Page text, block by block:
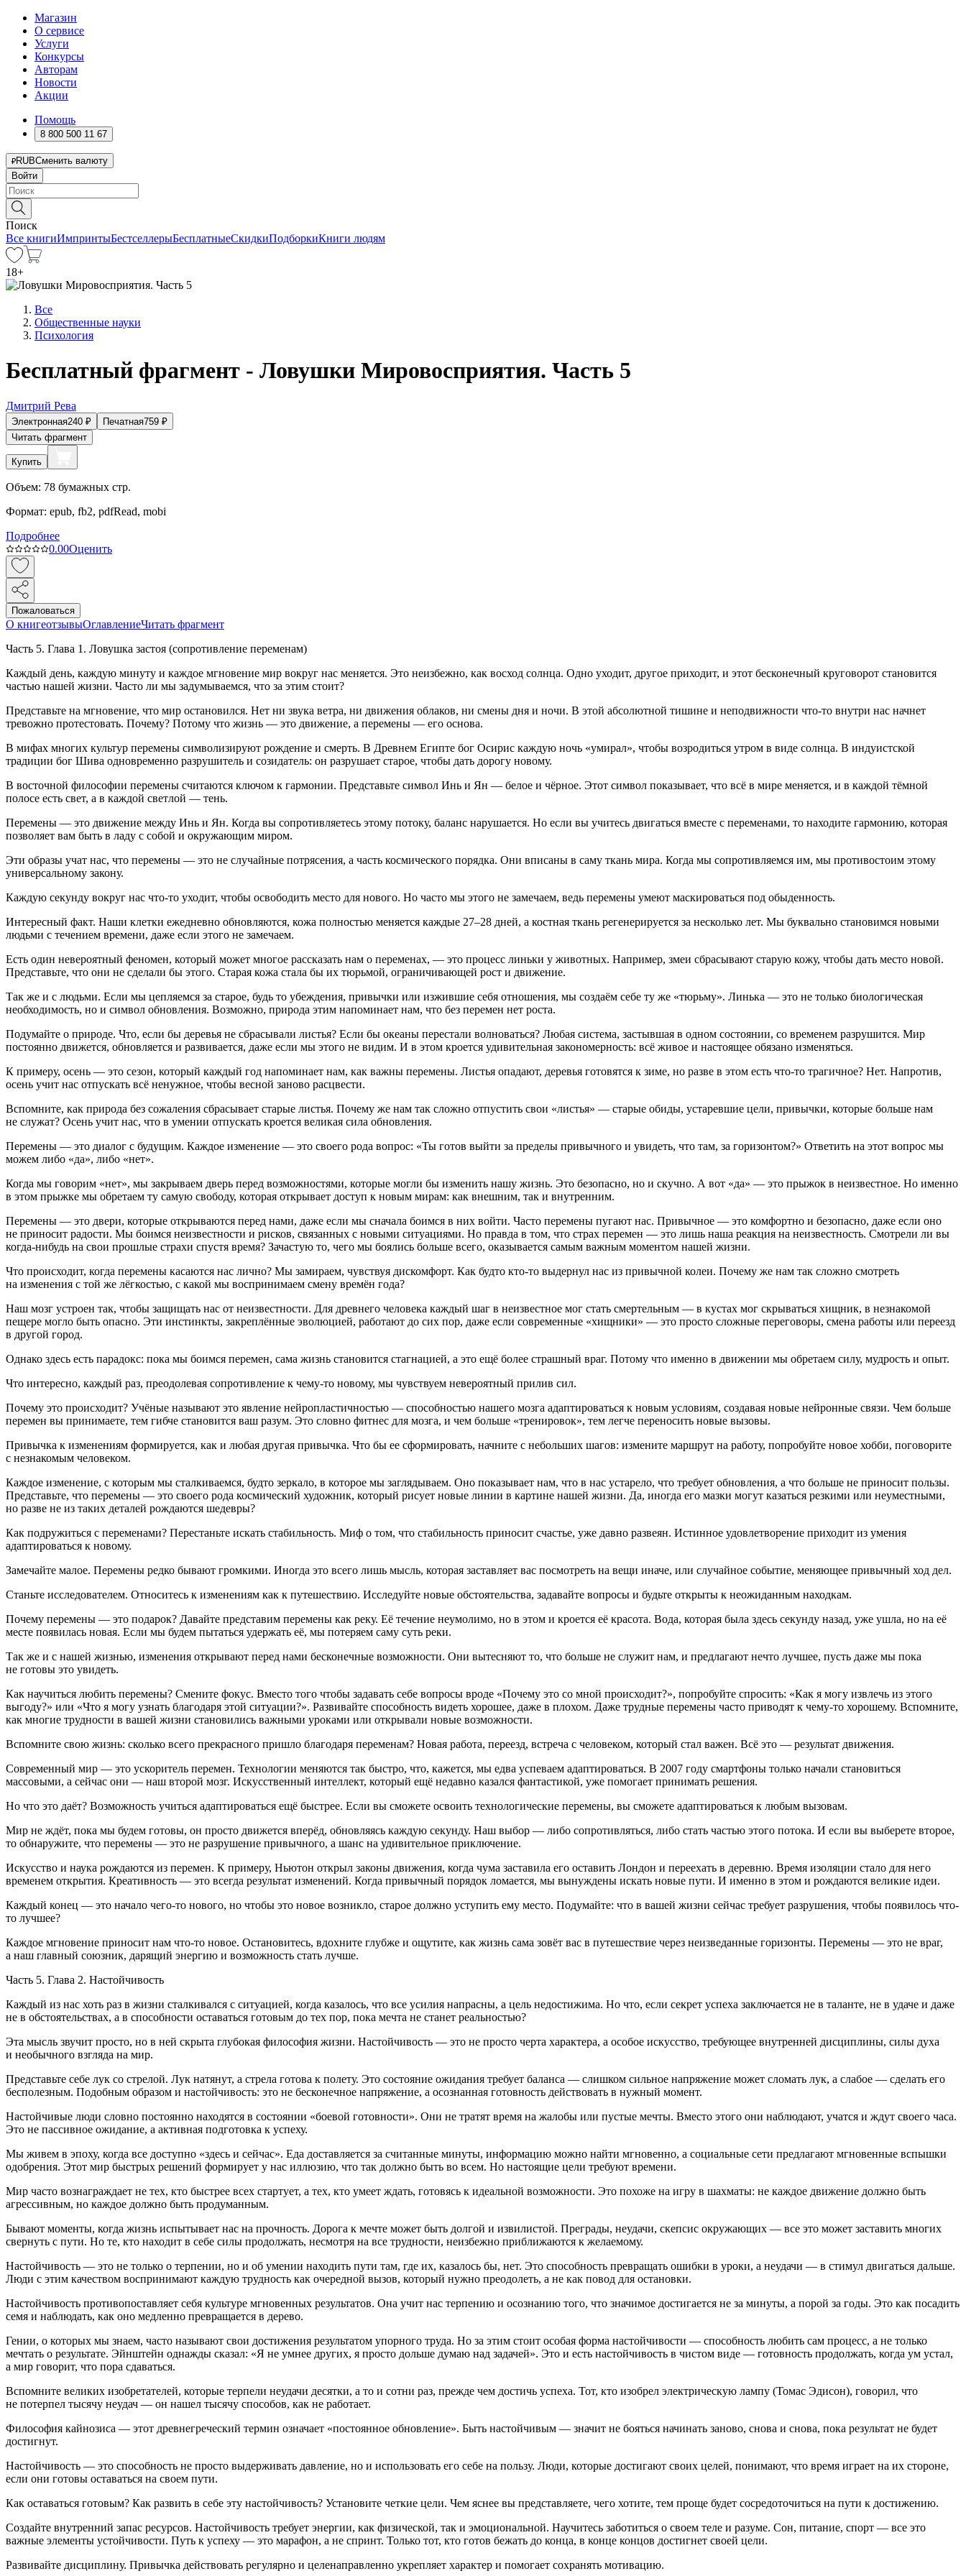
Магазин
О сервисе
Услуги
Конкурсы
Авторам
Новости
Акции
Помощь
8 800 500 11 67
RUBСменить валюту
Войти
Поиск
Все книгиИмпринтыБестселлерыБесплатныеСкидкиПодборкиКниги людям
18+
Все
Общественные науки
Психология
Бесплатный фрагмент - Ловушки Мировосприятия. Часть 5
Дмитрий Рева
Электронная240 ₽ Печатная759 ₽
Читать фрагмент
Купить
Объем: 78 бумажных стр.
Формат: epub, fb2, pdfRead, mobi
Подробнее
0.00Оценить
Пожаловаться
О книгеотзывыОглавлениеЧитать фрагмент
Часть 5. Глава 1. Ловушка застоя (сопротивление переменам)
Каждый день, каждую минуту и каждое мгновение мир вокруг нас меняется. Это неизбежно, как восход солнца. Одно уходит, другое приходит, и этот бесконечный круговорот становится
частью нашей жизни. Часто ли мы задумываемся, что за этим стоит?
Представьте на мгновение, что мир остановился. Нет ни звука ветра, ни движения облаков, ни смены дня и ночи. В этой абсолютной тишине и неподвижности что-то внутри нас начнет
тревожно протестовать. Почему? Потому что жизнь — это движение, а перемены — его основа.
В мифах многих культур перемены символизируют рождение и смерть. В Древнем Египте бог Осирис каждую ночь «умирал», чтобы возродиться утром в виде солнца. В индуистской
традиции бог Шива одновременно разрушитель и созидатель: он разрушает старое, чтобы дать дорогу новому.
В восточной философии перемены считаются ключом к гармонии. Представьте символ Инь и Ян — белое и чёрное. Этот символ показывает, что всё в мире меняется, и в каждой тёмной
полосе есть свет, а в каждой светлой — тень.
Перемены — это движение между Инь и Ян. Когда вы сопротивляетесь этому потоку, баланс нарушается. Но если вы учитесь двигаться вместе с переменами, то находите гармонию, которая
позволяет вам быть в ладу с собой и окружающим миром.
Эти образы учат нас, что перемены — это не случайные потрясения, а часть космического порядка. Они вписаны в саму ткань мира. Когда мы сопротивляемся им, мы противостоим этому
универсальному закону.
Каждую секунду вокруг нас что-то уходит, чтобы освободить место для нового. Но часто мы этого не замечаем, ведь перемены умеют маскироваться под обыденность.
Интересный факт. Наши клетки ежедневно обновляются, кожа полностью меняется каждые 27–28 дней, а костная ткань регенерируется за несколько лет. Мы буквально становимся новыми
людьми с течением времени, даже если этого не замечаем.
Есть один невероятный феномен, который может многое рассказать нам о переменах, — это процесс линьки у животных. Например, змеи сбрасывают старую кожу, чтобы дать место новой.
Представьте, что они не сделали бы этого. Старая кожа стала бы их тюрьмой, ограничивающей рост и движение.
Так же и с людьми. Если мы цепляемся за старое, будь то убеждения, привычки или изжившие себя отношения, мы создаём себе ту же «тюрьму». Линька — это не только биологическая
необходимость, но и символ обновления. Возможно, природа этим напоминает нам, что без перемен нет роста.
Подумайте о природе. Что, если бы деревья не сбрасывали листья? Если бы океаны перестали волноваться? Любая система, застывшая в одном состоянии, со временем разрушится. Мир
постоянно движется, обновляется и развивается, даже если мы этого не видим. И в этом кроется удивительная закономерность: всё живое и настоящее обязано изменяться.
К примеру, осень — это сезон, который каждый год напоминает нам, как важны перемены. Листья опадают, деревья готовятся к зиме, но разве в этом есть что-то трагичное? Нет. Напротив,
осень учит нас отпускать всё ненужное, чтобы весной заново расцвести.
Вспомните, как природа без сожаления сбрасывает старые листья. Почему же нам так сложно отпустить свои «листья» — старые обиды, устаревшие цели, привычки, которые больше нам
не служат? Осень учит нас, что в умении отпускать кроется великая сила обновления.
Перемены — это диалог с будущим. Каждое изменение — это своего рода вопрос: «Ты готов выйти за пределы привычного и увидеть, что там, за горизонтом?» Ответить на этот вопрос мы
можем либо «да», либо «нет».
Когда мы говорим «нет», мы закрываем дверь перед возможностями, которые могли бы изменить нашу жизнь. Это безопасно, но и скучно. А вот «да» — это прыжок в неизвестное. Но именно
в этом прыжке мы обретаем ту самую свободу, которая открывает доступ к новым мирам: как внешним, так и внутренним.
Перемены — это двери, которые открываются перед нами, даже если мы сначала боимся в них войти. Часто перемены пугают нас. Привычное — это комфортно и безопасно, даже если оно
не приносит радости. Мы боимся неизвестности и рисков, связанных с новыми ситуациями. Но правда в том, что страх перемен — это лишь наша реакция на неизвестность. Смотрели ли вы
когда-нибудь на свои прошлые страхи спустя время? Зачастую то, чего мы боялись больше всего, оказывается самым важным моментом нашей жизни.
Что происходит, когда перемены касаются нас лично? Мы замираем, чувствуя дискомфорт. Как будто кто-то выдернул нас из привычной колеи. Почему же нам так сложно смотреть
на изменения с той же лёгкостью, с какой мы воспринимаем смену времён года?
Наш мозг устроен так, чтобы защищать нас от неизвестности. Для древнего человека каждый шаг в неизвестное мог стать смертельным — в кустах мог скрываться хищник, в незнакомой
пещере могло быть опасно. Эти инстинкты, закреплённые эволюцией, работают до сих пор, даже если современные «хищники» — это просто сложные переговоры, смена работы или переезд
в другой город.
Однако здесь есть парадокс: пока мы боимся перемен, сама жизнь становится стагнацией, а это ещё более страшный враг. Потому что именно в движении мы обретаем силу, мудрость и опыт.
Что интересно, каждый раз, преодолевая сопротивление к чему-то новому, мы чувствуем невероятный прилив сил.
Почему это происходит? Учёные называют это явление нейропластичностью — способностью нашего мозга адаптироваться к новым условиям, создавая новые нейронные связи. Чем больше
перемен вы принимаете, тем гибче становится ваш разум. Это словно фитнес для мозга, и чем больше «тренировок», тем легче переносить новые вызовы.
Привычка к изменениям формируется, как и любая другая привычка. Что бы ее сформировать, начните с небольших шагов: измените маршрут на работу, попробуйте новое хобби, поговорите
с незнакомым человеком.
Каждое изменение, с которым мы сталкиваемся, будто зеркало, в которое мы заглядываем. Оно показывает нам, что в нас устарело, что требует обновления, а что больше не приносит пользы.
Представьте, что перемены — это своего рода космический художник, который рисует новые линии в картине нашей жизни. Да, иногда его мазки могут казаться резкими или неуместными,
но разве не из таких деталей рождаются шедевры?
Как подружиться с переменами? Перестаньте искать стабильность. Миф о том, что стабильность приносит счастье, уже давно развеян. Истинное удовлетворение приходит из умения
адаптироваться к новому.
Замечайте малое. Перемены редко бывают громкими. Иногда это всего лишь мысль, которая заставляет вас посмотреть на вещи иначе, или случайное событие, меняющее привычный ход дел.
Станьте исследователем. Относитесь к изменениям как к путешествию. Исследуйте новые обстоятельства, задавайте вопросы и будьте открыты к неожиданным находкам.
Почему перемены — это подарок? Давайте представим перемены как реку. Её течение неумолимо, но в этом и кроется её красота. Вода, которая была здесь секунду назад, уже ушла, но на её
месте появилась новая. Если мы будем пытаться удержать её, мы потеряем саму суть реки.
Так же и с нашей жизнью, изменения открывают перед нами бесконечные возможности. Они вытесняют то, что больше не служит нам, и предлагают нечто лучшее, пусть даже мы пока
не готовы это увидеть.
Как научиться любить перемены? Смените фокус. Вместо того чтобы задавать себе вопросы вроде «Почему это со мной происходит?», попробуйте спросить: «Как я могу извлечь из этого
выгоду?» или «Что я могу узнать благодаря этой ситуации?». Развивайте способность видеть хорошее, даже в плохом. Даже трудные перемены часто приводят к чему-то хорошему. Вспомните,
как многие трудности в вашей жизни становились важными уроками или открывали новые возможности.
Вспомните свою жизнь: сколько всего прекрасного пришло благодаря переменам? Новая работа, переезд, встреча с человеком, который стал важен. Всё это — результат движения.
Современный мир — это ускоритель перемен. Технологии меняются так быстро, что, кажется, мы едва успеваем адаптироваться. В 2007 году смартфоны только начали становиться
массовыми, а сейчас они — наш второй мозг. Искусственный интеллект, который ещё недавно казался фантастикой, уже помогает принимать решения.
Но что это даёт? Возможность учиться адаптироваться ещё быстрее. Если вы сможете освоить технологические перемены, вы сможете адаптироваться к любым вызовам.
Мир не ждёт, пока мы будем готовы, он просто движется вперёд, обновляясь каждую секунду. Наш выбор — либо сопротивляться, либо стать частью этого потока. И если вы выберете второе,
то обнаружите, что перемены — это не разрушение привычного, а шанс на удивительное приключение.
Искусство и наука рождаются из перемен. К примеру, Ньютон открыл законы движения, когда чума заставила его оставить Лондон и переехать в деревню. Время изоляции стало для него
временем открытия. Креативность — это всегда результат изменений. Когда привычный порядок ломается, мы вынуждены искать новые пути. И именно в этом и рождаются великие идеи.
Каждый конец — это начало чего-то нового, но чтобы это новое возникло, старое должно уступить ему место. Подумайте: что в вашей жизни сейчас требует разрушения, чтобы появилось что-
то лучшее?
Каждое мгновение приносит нам что-то новое. Остановитесь, вдохните глубже и ощутите, как жизнь сама зовёт вас в путешествие через неизведанные горизонты. Перемены — это не враг,
а наш главный союзник, дарящий энергию и возможность стать лучше.
Часть 5. Глава 2. Настойчивость
Каждый из нас хоть раз в жизни сталкивался с ситуацией, когда казалось, что все усилия напрасны, а цель недостижима. Но что, если секрет успеха заключается не в таланте, не в удаче и даже
не в обстоятельствах, а в способности оставаться готовым до тех пор, пока мечта не станет реальностью?
Эта мысль звучит просто, но в ней скрыта глубокая философия жизни. Настойчивость — это не просто черта характера, а особое искусство, требующее внутренней дисциплины, силы духа
и необычного взгляда на мир.
Представьте себе лук со стрелой. Лук натянут, а стрела готова к полету. Это состояние ожидания требует баланса — слишком сильное напряжение может сломать лук, а слабое — сделать его
бесполезным. Подобным образом и настойчивость: это не бесконечное напряжение, а осознанная готовность действовать в нужный момент.
Настойчивые люди словно постоянно находятся в состоянии «боевой готовности». Они не тратят время на жалобы или пустые мечты. Вместо этого они наблюдают, учатся и ждут своего часа.
Это не пассивное ожидание, а активная подготовка к успеху.
Мы живем в эпоху, когда все доступно «здесь и сейчас». Еда доставляется за считанные минуты, информацию можно найти мгновенно, а социальные сети предлагают мгновенные вспышки
одобрения. Этот мир быстрых решений формирует у нас иллюзию, что так должно быть во всем. Но настоящие цели требуют времени.
Мир часто вознаграждает не тех, кто быстрее всех стартует, а тех, кто умеет ждать, готовясь к идеальной возможности. Это похоже на игру в шахматы: не каждое движение должно быть
агрессивным, но каждое должно быть продуманным.
Бывают моменты, когда жизнь испытывает нас на прочность. Дорога к мечте может быть долгой и извилистой. Преграды, неудачи, скепсис окружающих — все это может заставить многих
свернуть с пути. Но те, кто находит в себе силы продолжать, несмотря на все трудности, неизбежно приближаются к желаемому.
Настойчивость — это не только о терпении, но и об умении находить пути там, где их, казалось бы, нет. Это способность превращать ошибки в уроки, а неудачи — в стимул двигаться дальше.
Люди с этим качеством воспринимают каждую трудность как очередной вызов, который нужно преодолеть, а не как повод для остановки.
Настойчивость противопоставляет себя культуре мгновенных результатов. Она учит нас терпению и осознанию того, что значимое достигается не за минуты, а порой за годы. Это как посадить
семя и наблюдать, как оно медленно превращается в дерево.
Гении, о которых мы знаем, часто называют свои достижения результатом упорного труда. Но за этим стоит особая форма настойчивости — способность любить сам процесс, а не только
мечтать о результате. Эйнштейн однажды сказал: «Я не умнее других, я просто дольше думаю над задачей». Это и есть настойчивость в чистом виде — готовность продолжать, когда ум устал,
а мир говорит, что пора сдаваться.
Вспомните великих изобретателей, которые терпели неудачи десятки, а то и сотни раз, прежде чем достичь успеха. Тот, кто изобрел электрическую лампу (Томас Эдисон), говорил, что
не потерпел тысячу неудач — он нашел тысячу способов, как не работает.
Философия кайнозиса — этот древнегреческий термин означает «постоянное обновление». Быть настойчивым — значит не бояться начинать заново, снова и снова, пока результат не будет
достигнут.
Настойчивость — это способность не просто выдерживать давление, но и использовать его себе на пользу. Люди, которые достигают своих целей, понимают, что время играет на их стороне,
если они готовы оставаться на своем пути.
Как оставаться готовым? Как развить в себе эту настойчивость? Установите четкие цели. Чем яснее вы представляете, чего хотите, тем проще будет сосредоточиться на пути к достижению.
Создайте внутренний запас ресурсов. Настойчивость требует энергии, как физической, так и эмоциональной. Научитесь заботиться о своем теле и разуме. Сон, питание, спорт — все это
важные элементы устойчивости. Путь к успеху — это марафон, а не спринт. Только тот, кто готов бежать до конца, в конце концов достигнет своей цели.
Развивайте дисциплину. Привычка действовать регулярно и целенаправленно укрепляет характер и помогает сохранять мотивацию.